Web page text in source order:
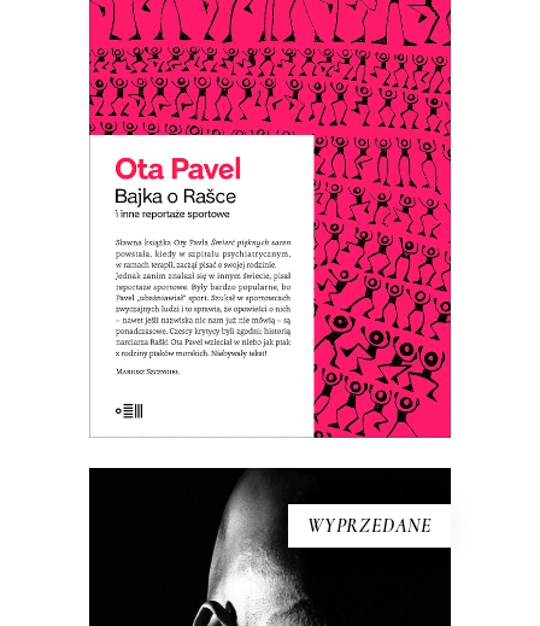
E-BOOK DO KOSZYKA
BAJKA O RAŠCE
Ota Pavel pisał reportaże sportowe,
które były popularne, bo ich autor
„ubaśniawiał” sport. Dzięki temu te
opowieści o sportowcach – nawet jeśli
ich nazwiska nic nam już nie mówią – są
ponadczasowe.
WYPRZEDANE
EL NEGRO I JA